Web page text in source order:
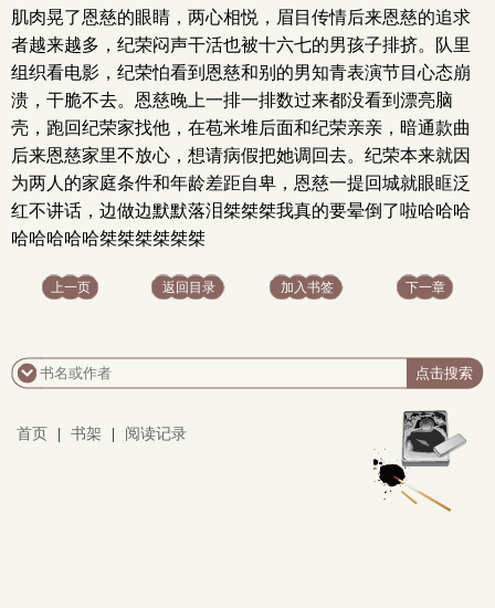
肌肉晃了恩慈的眼睛，两心相悦，眉目传情后来恩慈的追求
者越来越多，纪荣闷声干活也被十六七的男孩子排挤。队里
组织看电影，纪荣怕看到恩慈和别的男知青表演节目心态崩
溃，干脆不去。恩慈晚上一排一排数过来都没看到漂亮脑
壳，跑回纪荣家找他，在苞米堆后面和纪荣亲亲，暗通款曲
后来恩慈家里不放心，想请病假把她调回去。纪荣本来就因
为两人的家庭条件和年龄差距自卑，恩慈一提回城就眼眶泛
红不讲话，边做边默默落泪桀桀桀我真的要晕倒了啦哈哈哈
哈哈哈哈哈桀桀桀桀桀桀
上一页 返回目录 加入书签 下一章
首页 书架 阅读记录